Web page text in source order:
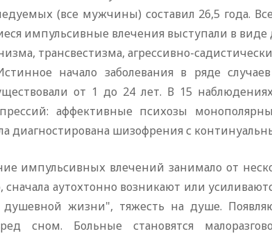
(все мужчины) составил 26,5 года.
импульсивные влечения выступали в
трансвестизма, агрессивно-
начало заболевания в ряде
от 1 до 24 лет. В 15
аффективные психозы
диагностирована шизофрения с
импульсивных влечений занимало от
сначала аутохтонно возникают или
жизни", тяжесть на душе.
сном. Больные становятся